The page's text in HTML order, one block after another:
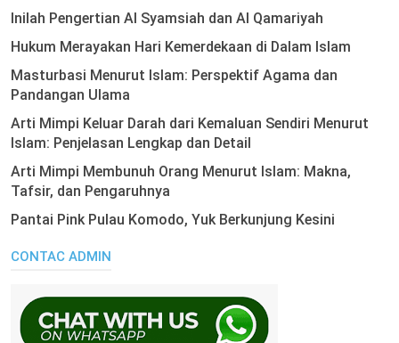
Inilah Pengertian Al Syamsiah dan Al Qamariyah
Hukum Merayakan Hari Kemerdekaan di Dalam Islam
Masturbasi Menurut Islam: Perspektif Agama dan
Pandangan Ulama
Arti Mimpi Keluar Darah dari Kemaluan Sendiri Menurut
Islam: Penjelasan Lengkap dan Detail
Arti Mimpi Membunuh Orang Menurut Islam: Makna,
Tafsir, dan Pengaruhnya
Pantai Pink Pulau Komodo, Yuk Berkunjung Kesini
CONTAC ADMIN